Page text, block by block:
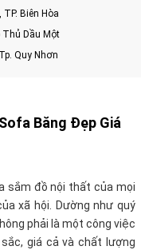
Biên Hòa
Thủ Dầu Một
Quy Nhơn
Băng Đẹp Giá
sắm đồ nội thất của mọi
xã hội. Dường như quý
phải là một công việc
giá cả và chất lượng